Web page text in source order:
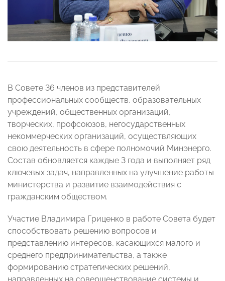
В Совете 36 членов из представителей
профессиональных сообществ, образовательных
учреждений, общественных организаций,
творческих, профсоюзов, негосударственных
некоммерческих организаций, осуществляющих
свою деятельность в сфере полномочий Минэнерго.
Состав обновляется каждые 3 года и выполняет ряд
ключевых задач, направленных на улучшение работы
министерства и развитие взаимодействия с
гражданским обществом.
Участие Владимира Гриценко в работе Совета будет
способствовать решению вопросов и
представлению интересов, касающихся малого и
среднего предпринимательства, а также
формированию стратегических решений,